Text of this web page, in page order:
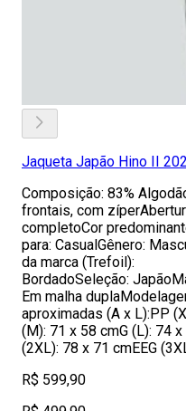
Jaqueta Japão Hino II
Composição: 83%
frontais, com
completoCor
para: CasualGênero:
da marca (Trefoil):
BordadoSeleção:
Em malha
aproximadas (A x L):PP
(M): 71 x 58 cmG (L): 74
(2XL): 78 x 71 cmEEG
R$ 599,90